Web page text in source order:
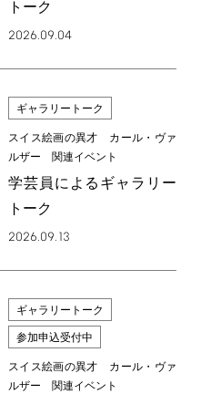
トーク
2026.09.04
ギャラリートーク
スイス絵画の異才 カール・ヴァ
ルザー 関連イベント
学芸員によるギャラリー
トーク
2026.09.13
ギャラリートーク
参加申込受付中
スイス絵画の異才 カール・ヴァ
ルザー 関連イベント